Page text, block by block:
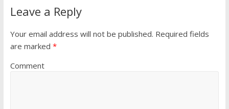
Leave a Reply
Your email address will not be published. Required fields
are marked *
Comment